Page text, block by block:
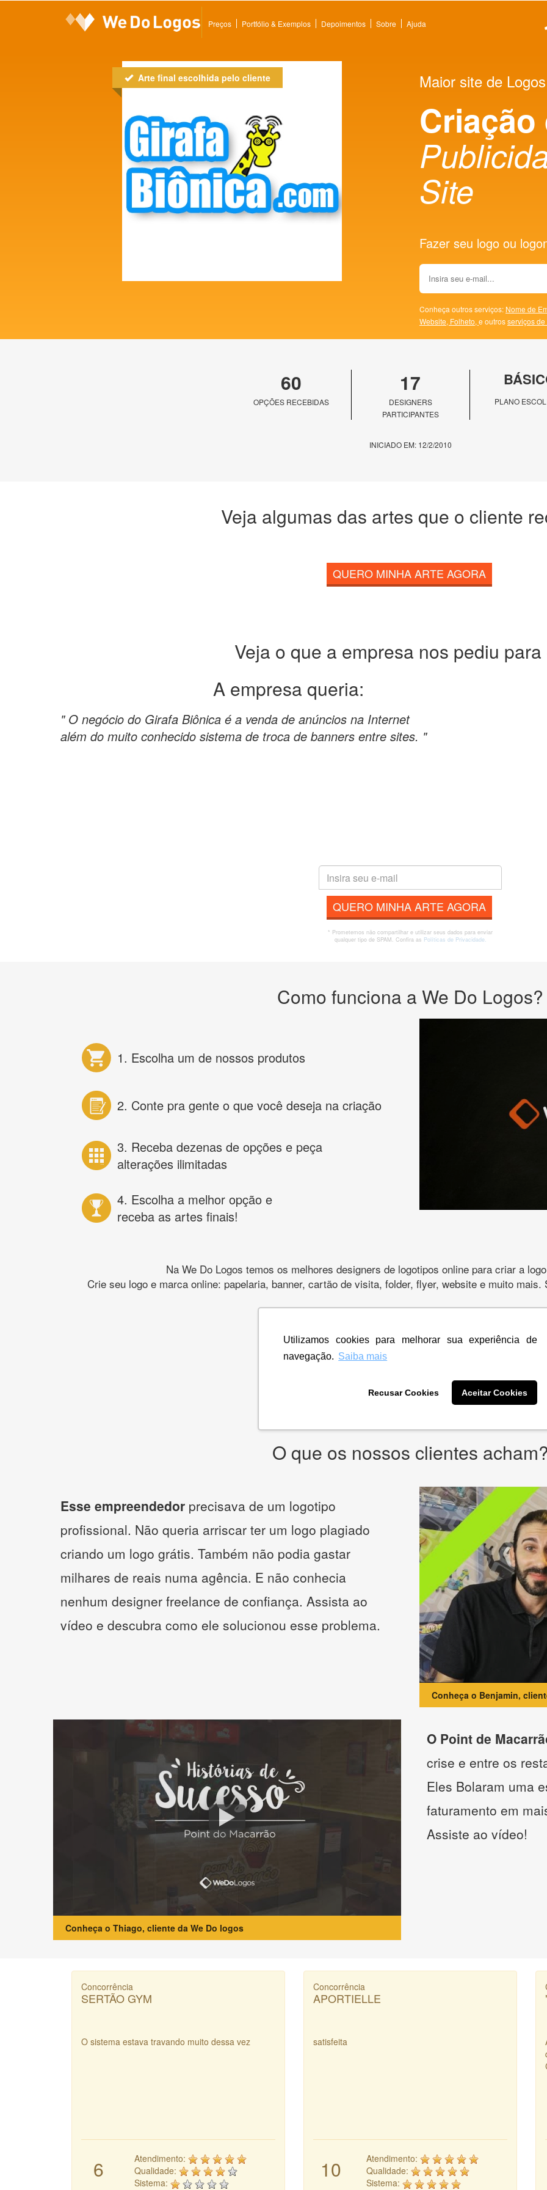
Utilizamos cookies para melhorar sua experiência de
navegação. Saiba mais
Recusar Cookies Aceitar Cookies
Preços Portfólio & Exemplos Depoimentos Sobre Ajuda
Arte final escolhida pelo cliente Maior site de
Criação
Site
Fazer seu logo ou
Conheça outros serviços: Nome de
Website, Folheto, e outrosserviços
60
OPÇÕES RECEBIDAS
17
DESIGNERS
PARTICIPANTES
PLANO
INICIADO EM: 12/2/2010
Veja algumas das artes que o cliente
QUERO MINHA ARTE AGORA
Veja o que a empresa nos pediu para
A empresa queria:
" O negócio do Girafa Biônica é a venda de anúncios na Internet
além do muito conhecido sistema de troca de banners entre sites. "
QUERO MINHA ARTE AGORA
* Prometemos não compartilhar e utilizar seus dados para enviar
qualquer tipo de SPAM. Confira as Políticas de Privacidade.
Como funciona a We Do Logos?
1. Escolha um de nossos produtos
2. Conte pra gente o que você deseja na criação
3. Receba dezenas de opções e peça
alterações ilimitadas
4. Escolha a melhor opção e
receba as artes finais!
Na We Do Logos temos os melhores designers de logotipos online para criar a
Crie seu logo e marca online: papelaria, banner, cartão de visita, folder, flyer, website e muito
CRIE SUA MARCA
* Prometemos não compartilhar e utilizar seus dados para enviar
qualquer tipo de SPAM. Confira asPolíticas de Privacidade.
O que os nossos clientes
Esse empreendedor precisava de um logotipo
profissional. Não queria arriscar ter um logo plagiado
criando um logo grátis. Também não podia gastar
milhares de reais numa agência. E não conhecia
nenhum designer freelance de confiança. Assista ao
vídeo e descubra como ele solucionou esse problema.
Conheça o Benjamin,
Conheça o Thiago, cliente da We Do logos
O Point de
crise e entre os
Eles Bolaram uma
faturamento em
Assiste ao vídeo!
Concorrência
SERTÃO GYM
O sistema estava travando muito dessa vez
6
Atendimento:
Qualidade:
Sistema:
Concorrência
APORTIELLE
satisfeita
10
Atendimento:
Qualidade:
Sistema: